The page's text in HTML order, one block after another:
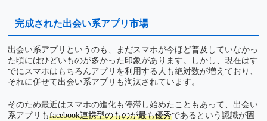
完成された出会い系アプリ市場
出会い系アプリというのも、まだスマホが今ほど普及していなかっ
た頃にはひどいものが多かった印象があります。しかし、現在はす
でにスマホはもちろんアプリを利用する人も絶対数が増えており、
それに併せて出会い系アプリも淘汰されています。
そのため最近はスマホの進化も停滞し始めたこともあって、出会い
系アプリもfacebook連携型のものが最も優秀であるという認識が固